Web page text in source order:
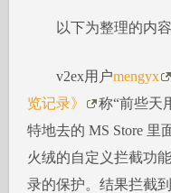
以下为整理的内容
v2ex用户mengyx
览记录》
称“前些天
特地去的 MS Store 里
火绒的自定义拦截功
录的保护。结果拦截